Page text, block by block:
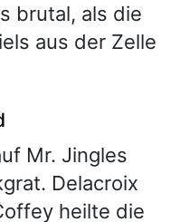
brutal, als die
aus der Zelle
Mr. Jingles
Delacroix
heilte die